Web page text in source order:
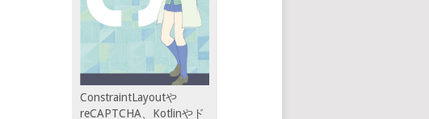
ConstraintLayoutや
reCAPTCHA、Kotlinやド